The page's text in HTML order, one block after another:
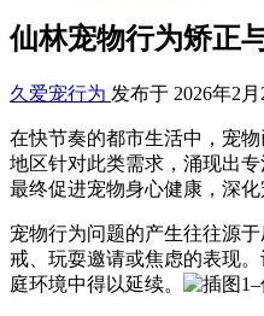
仙林宠物行为矫正
久爱宠行为 发布于 2026年2月
在快节奏的都市生活中，宠
地区针对此类需求，涌现出
最终促进宠物身心健康，深
宠物行为问题的产生往往源
戒、玩耍邀请或焦虑的表现
庭环境中得以延续。